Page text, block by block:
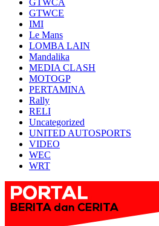
GTWCE
IMI
Le Mans
LOMBA LAIN
Mandalika
MEDIA CLASH
MOTOGP
PERTAMINA
Rally
RELI
Uncategorized
UNITED AUTOSPORTS
VIDEO
WEC
WRT